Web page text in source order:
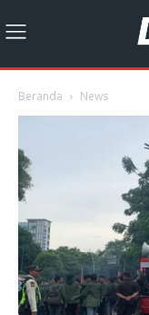
Beranda News